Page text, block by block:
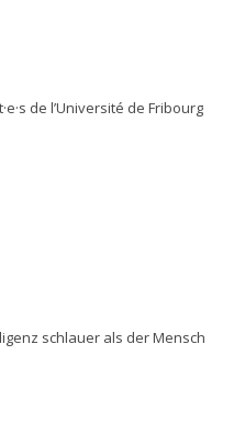
de l’Université de Fribourg
schlauer als der Mensch